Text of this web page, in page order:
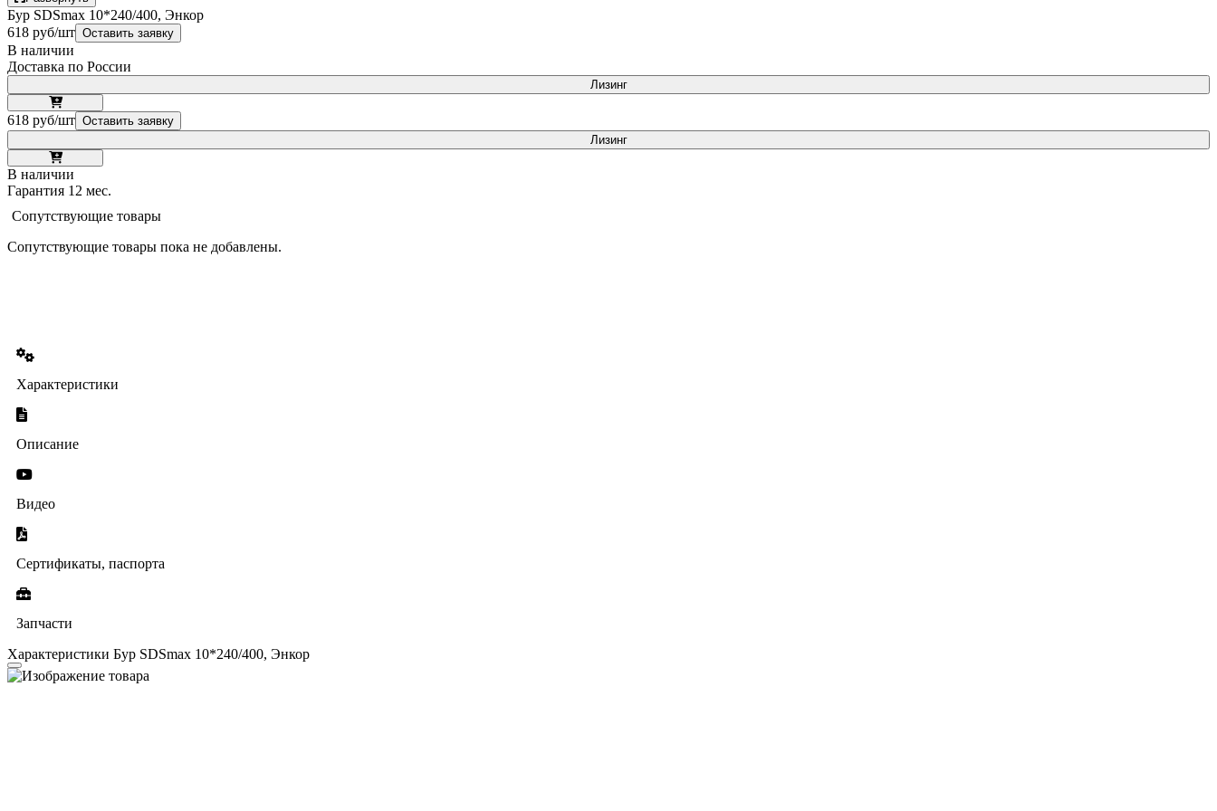
Бур SDSmax 10*240/400, Энкор
618 руб/шт Оставить заявку
В наличии
Доставка по России
Лизинг
618 руб/шт Оставить заявку
Лизинг
В наличии
Гарантия 12 мес.
Сопутствующие товары
Сопутствующие товары пока не добавлены.
Характеристики
Описание
Видео
Сертификаты, паспорта
Запчасти
Характеристики Бур SDSmax 10*240/400, Энкор